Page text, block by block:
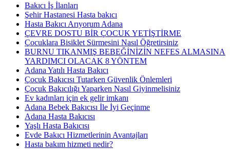
Bakıcı İş İlanları
Şehir Hastanesi Hasta bakıcı
Hasta Bakıcı Arıyorum Adana
ÇEVRE DOSTU BİR ÇOCUK YETİŞTİRME
Çocuklara Bisiklet Sürmesini Nasıl Öğretirsiniz
BURNU TIKANMIŞ BEBEĞİNİZİN NEFES ALMASINA
YARDIMCI OLACAK 8 YÖNTEM
Adana Yatılı Hasta Bakıcı
Çocuk Bakıcısı Tutarken Güvenlik Önlemleri
Çocuk Bakıcılığı Yaparken Nasıl Giyinmelisiniz
Ev kadınları için ek gelir imkanı
Adana Bebek Bakıcısı İle İyi Geçinme
Adana Hasta Bakıcısı
Yaşlı Hasta Bakıcısı
Evde Bakıcı Hizmetlerinin Avantajları
Hasta bakım hizmeti nedir?